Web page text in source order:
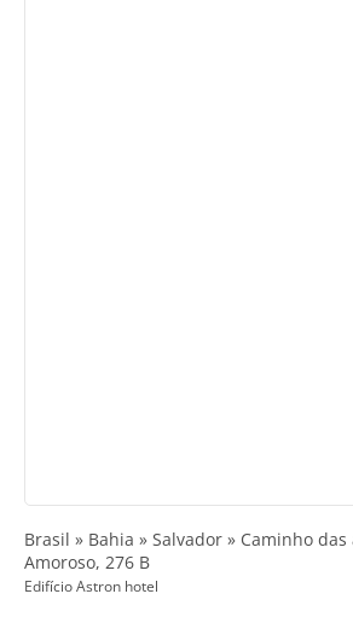
Brasil » Bahia » Salvador » Caminho
Amoroso, 276 B
Edifício Astron hotel